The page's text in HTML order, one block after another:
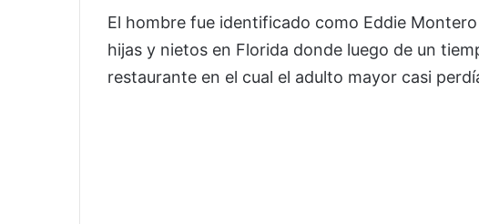
El hombre fue identificado como Eddie
hijas y nietos en Florida donde luego de un
restaurante en el cual el adulto mayor casi